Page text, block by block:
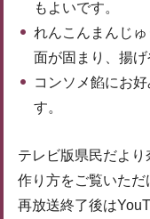
もよいです。
れんこんまんじ
面が固まり、揚げ
コンソメ餡にお
す。
テレビ版県民だよ
作り方をご覧いただ
再放送終了後は